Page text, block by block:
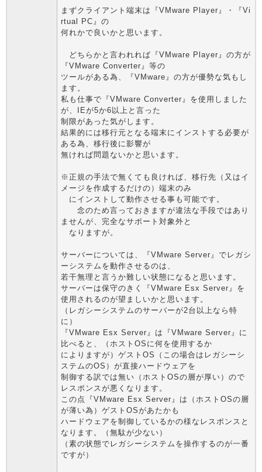
まずクライアント端末は『VMware Player』・『Vi
rtual PC』の
何れかで良いかと思います。
どちらかと言われれば『VMware Player』の方が
『VMware Converter』等の
ツールがある為、『VMware』の方が優勢な気もし
ます。
私も仕事で『VMware Converter』を使用しました
が、IEが5か6以上と言った
制限があった気がします。
結果的には移行元となる端末にインストする必要が
ある為、移行後に影響が
無ければ問題ないかと思います。
※正規の手法で無くても良ければ、移行先（又はイ
メージを作成するだけの）端末のみ
にインストして動作させる事も可能です。
念のため言っておきますが違法な手段ではあり
ませんが、完全なサポート対象外と
なりますが。
サーバーについては、『VMware Server』でレガシ
ーシステムを動作させるのは、
若干無理と言うか難しい状態になると思います。
サーバーは保守のきく『VMware Esx Server』を
使用されるのが望ましいかと思います。
（レガシーシステムのサーバーが2台以上なら特
に）
『VMware Esx Server』は『VMware Server』に
比べると、（ホストOSに何を使用するか
によりますが）ゲストOS（この場合はレガシーシ
ステムのOS）が直接ハードウェアを
制御する訳では無い（ホストOSの層が厚い）ので
レスポンスが悪くなります。
この点『VMware Esx Server』は（ホストOSの層
が薄い為）ゲストOSがあたかも
ハードウェアを制御しているかの様なレスポンスと
なります。（無駄が少ない）
（素の状態でレガシーシステムを操作するのが一番
ですが）